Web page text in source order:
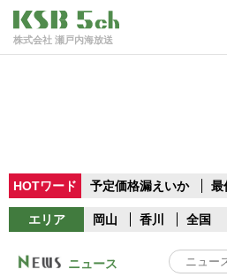
株式会社 瀬戸内海放送
HOTワード 予定価格漏えいか 最
エリア 岡山 香川 全国
ニュース